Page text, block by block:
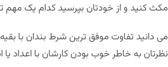
مکث کنید و از خودتان بپرسید کدام یک
می دانید تفاوت موفق ترین شرط بندان با
نظرتان به خاطر خوب بودن کارشان با اعداد